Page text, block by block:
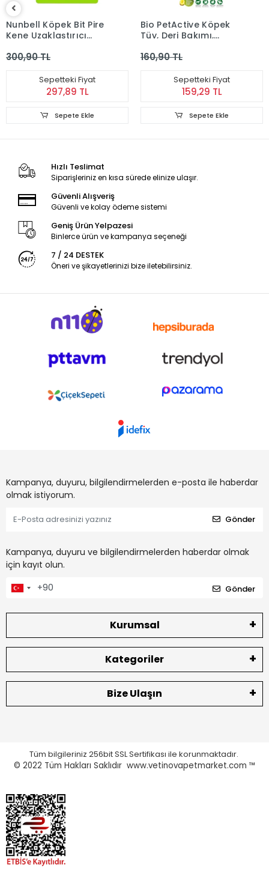
Nunbell Köpek Bit Pire
Kene Uzaklaştırıcı
300,90 TL
Sepetteki Fiyat
297,89 TL
Sepete Ekle
Bio PetActive Köpek
Tüy, Deri Bakımı,
Kg Kg 1,5 Ml 3 Adet
160,90 TL
Sepetteki Fiyat
159,29 TL
Sepete Ekle
Hızlı Teslimat
Siparişleriniz en kısa sürede elinize ulaşır.
Güvenli Alışveriş
Güvenli ve kolay ödeme sistemi
Geniş Ürün Yelpazesi
Binlerce ürün ve kampanya seçeneği
7 / 24 DESTEK
Öneri ve şikayetlerinizi bize iletebilirsiniz.
Kampanya, duyuru, bilgilendirmelerden e-posta ile haberdar
olmak istiyorum.
Gönder
Kampanya, duyuru ve bilgilendirmelerden haberdar olmak
için kayıt olun.
Gönder
Kurumsal
Kategoriler
Bize Ulaşın
Tüm bilgileriniz 256bit SSL Sertifikası ile korunmaktadır.
© 2022 Tüm Hakları Saklıdır www.vetinovapetmarket.com ™